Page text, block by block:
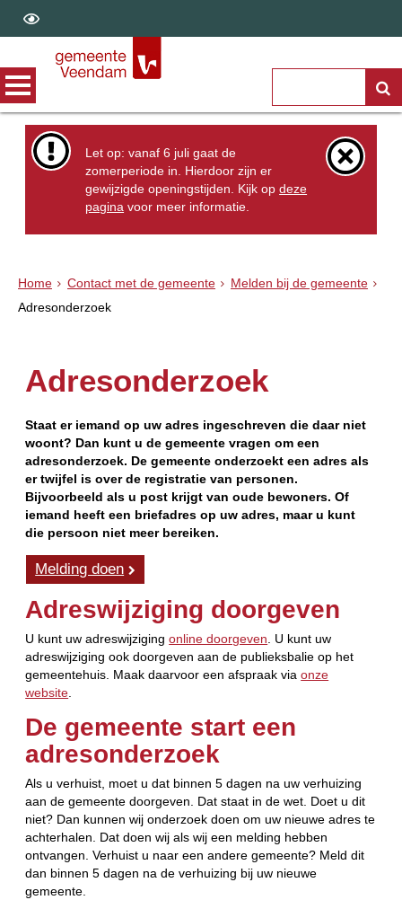
Let op: vanaf 6 juli gaat de
zomerperiode in. Hierdoor zijn er
gewijzigde openingstijden. Kijk opdeze
pagina voor meer informatie.
Home Contact met de gemeente
Melden bij de gemeente
Adresonderzoek
Adresonderzoek
Staat er iemand op uw adres ingeschreven die daar niet
woont? Dan kunt u de gemeente vragen om een
adresonderzoek. De gemeente onderzoekt een adres als
er twijfel is over de registratie van personen.
Bijvoorbeeld als u post krijgt van oude bewoners. Of
iemand heeft een briefadres op uw adres, maar u kunt
die persoon niet meer bereiken.
Melding doen
Adreswijziging doorgeven
U kunt uw adreswijzigingonline doorgeven. U kunt uw
adreswijziging ook doorgeven aan de publieksbalie op het
gemeentehuis. Maak daarvoor een afspraak viaonze
website.
De gemeente start een
adresonderzoek
Als u verhuist, moet u dat binnen 5 dagen na uw verhuizing
aan de gemeente doorgeven. Dat staat in de wet. Doet u dit
niet? Dan kunnen wij onderzoek doen om uw nieuwe adres te
achterhalen. Dat doen wij als wij een melding hebben
ontvangen. Verhuist u naar een andere gemeente? Meld dit
dan binnen 5 dagen na de verhuizing bij uw nieuwe
gemeente.